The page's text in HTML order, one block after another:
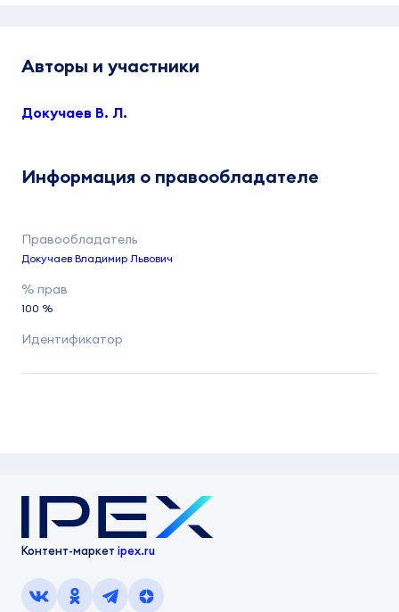
Авторы и участники
Докучаев В. Л.
Информация о правообладателе
Докучаев Владимир Львович
100 %
Контент-маркет ipex.ru